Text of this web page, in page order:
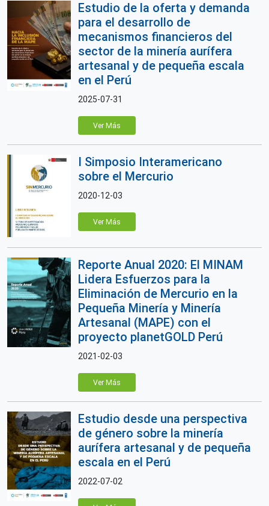
Estudio de la oferta y demanda
para el desarrollo de
mecanismos financieros del
sector de la minería aurífera
artesanal y de pequeña escala
en el Perú
2025-07-31
Ver Más
I Simposio Interamericano
sobre el Mercurio
2020-12-03
Ver Más
Reporte Anual 2020: El MINAM
Lidera Esfuerzos para la
Eliminación de Mercurio en la
Pequeña Minería y Minería
Artesanal (MAPE) con el
proyecto planetGOLD Perú
2021-02-03
Ver Más
Estudio desde una perspectiva
de género sobre la minería
aurífera artesanal y de pequeña
escala en el Perú
2022-07-02